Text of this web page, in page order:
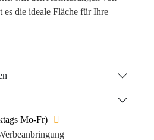
die ideale Fläche für Ihre
leicht und robust (147 g, PP-
sichtbar bleibt – ob im Büro
Logo im Gedächtnis.
Mo-Fr)